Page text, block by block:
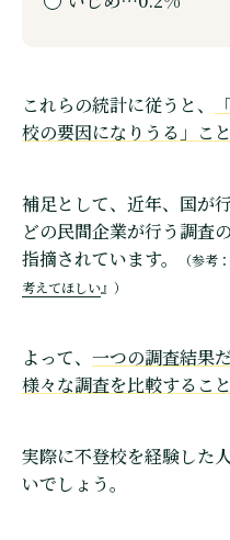
これらの統計に従うと、
校の要因になりうる」こ
補足として、近年、国が
どの民間企業が行う調査
指摘されています。
（参考
考えてほしい』）
よって、 一つの調査結果
様々な調査を比較するこ
実際に不登校を経験した
いでしょう。